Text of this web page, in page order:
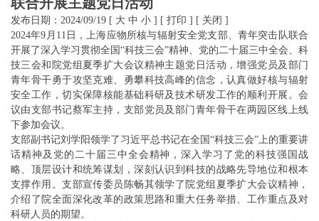
发布日期：2024/09/19 [ 大 中 小 ] [ 打印 ] [ 关闭 ]
2024年9月11日，上海应物所核与辐射安全党支部、青年突击队联合
开展了深入学习贯彻全国“科技三会”精神、党的二十届三中全会、科
技三会和院党组夏季扩大会议精神主题党日活动，增强党员及部门
青年骨干勇于攻坚克难、勇攀科技高峰的信念，认真做好核与辐射
安全工作，切实保障核能基础科研及技术研发工作的顺利开展。会
议由支部书记蔡军主持，支部党员及部门青年骨干在两园区线上线
下参加会议。
支部副书记刘学阳领学了习近平总书记在全国“科技三会”上的重要讲
话精神及党的二十届三中全会精神，深入学习了党的科技强国战
略、顶层设计和统筹谋划，深刻认识到科技的战略先导地位和根本
支撑作用。支部宣传委员陈畅其领学了院党组夏季扩大会议精神，
介绍了院全面深化改革的政策思路和重大任务举措、工作重点及对
科研人员的期望。